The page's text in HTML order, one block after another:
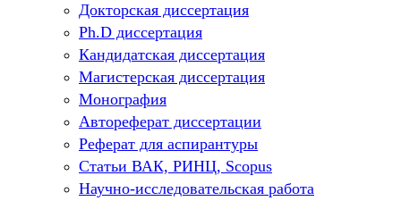
Докторская диссертация
Ph.D диссертация
Кандидатская диссертация
Магистерская диссертация
Монография
Автореферат диссертации
Реферат для аспирантуры
Статьи ВАК, РИНЦ, Scopus
Научно-исследовательская работа